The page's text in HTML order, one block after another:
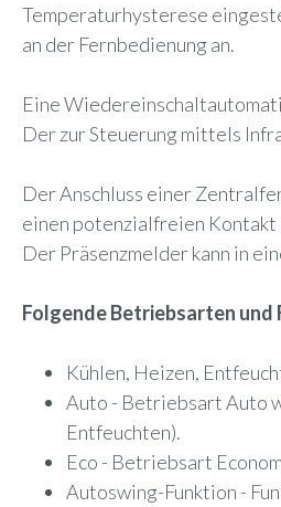
Temperaturhysterese
an der Fernbedienung an.
Eine
Der zur Steuerung mittels
Der Anschluss einer
einen potenzialfreien Kontakt
Der Präsenzmelder kann in
Folgende Betriebsarten
Kühlen, Heizen,
Auto - Betriebsart Auto
Entfeuchten).
Eco - Betriebsart
Autoswing-Funktion -